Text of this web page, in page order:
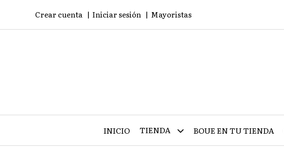
Crear cuenta Iniciar sesión Mayoristas
INICIO TIENDA BOUE EN TU TIENDA